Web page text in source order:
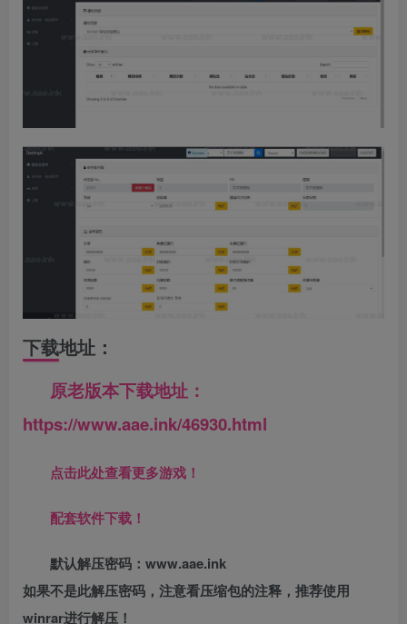
下载地址：
原老版本下载地址：
https://www.aae.ink/46930.html
点击此处查看更多游戏！
配套软件下载！
默认解压密码：www.aae.ink
如果不是此解压密码，注意看压缩包的注释，推荐使用
winrar进行解压！